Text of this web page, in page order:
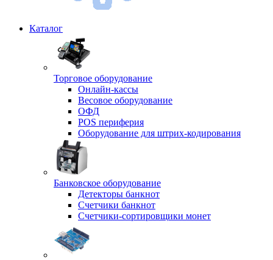
Каталог
Торговое оборудование
Онлайн-кассы
Весовое оборудование
ОФД
POS периферия
Оборудование для штрих-кодирования
Банковское оборудование
Детекторы банкнот
Счетчики банкнот
Счетчики-сортировщики монет